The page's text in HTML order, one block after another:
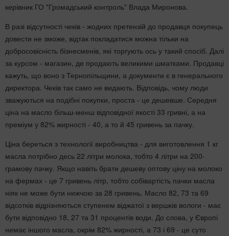
керівник ГО "Громадський контроль" Влада Миронова.
В разі відсутності чеків - жодних претензій до продавця покупець
довести не зможе, відтак покладатися можна тільки на
добросовісність бізнесменів, які торгують ось у такий спосіб. Далі
за курсом - магазин, де продають великими шматками. Продавці
кажуть, що воно з Тернопільщини, а документи є в генерального
директора. Чеків так само не видають. Відповідь, чому люди
зважуються на подібні покупки, проста - це дешевше. Середня
ціна на масло більш-менш відповідної якості 33 гривні, а на
преміум у 82% жирності - 40, а то й 45 гривень за пачку.
Ціна береться з технології виробництва - для виготовлення 1 кг
масла потрібно десь 22 літри молока, тобто 4 літри на 200-
грамову пачку. Якщо навіть брати дешеву оптову ціну на молоко
на фермах - це 7 гривень літр, тобто собівартість пачки масла
ніяк не може бути нижчою за 28 гривень. Масло 82, 73 та 69
відсотків відрізняються ступенем віджатої з вершків вологи - має
бути відповідно 18, 27 та 31 процентів води. До слова, у Європі
немає іншого масла, окрім 82% жирності, а 73 і 69 - це суто